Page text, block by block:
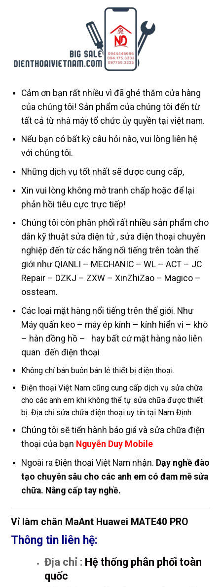
Cảm ơn bạn rất nhiều vì đã ghé thăm cửa hàng
của chúng tôi! Sản phẩm của chúng tôi đến từ
tất cả từ nhà máy tổ chức ủy quyền tại việt nam.
Nếu bạn có bất kỳ câu hỏi nào, vui lòng liên hệ
với chúng tôi.
Những dịch vụ tốt nhất sẽ được cung cấp,
Xin vui lòng không mở tranh chấp hoặc để lại
phản hồi tiêu cực trực tiếp!
Chúng tôi còn phân phối rất nhiều sản phẩm cho
dân kỹ thuật sửa điện tử , sửa điện thoại chuyên
nghiệp đến từ các hãng nổi tiếng trên toàn thế
giới như QIANLI – MECHANIC – WL – ACT – JC
Repair – DZKJ – ZXW – XinZhiZao – Magico –
ossteam.
Các loại mặt hàng nổi tiếng trên thế giới. Như
Máy quấn keo – máy ép kính – kính hiển vi – khò
– hàn đồng hồ – hay bất cứ mặt hàng nào liên
quan đến điện thoại
Không chỉ bán buôn bán lẻ thiết bị điện thoại.
Điện thoại Việt Nam cũng cung cấp dịch vụ sửa chữa
cho các anh em khi không thể tự sửa chữa được thiết
bị. Địa chỉ sửa chữa điện thoại uy tín tại Nam Định.
Chúng tôi sẽ tiến hành báo giá và sửa chữa điện
thoại của bạn Nguyễn Duy Mobile
Ngoài ra Điện thoại Việt Nam nhận. Dạy nghề đào
tạo chuyên sâu cho các anh em có đam mê sửa
chữa. Nâng cấp tay nghề.
Vỉ làm chân MaAnt Huawei MATE40 PRO
Thông tin liên hệ:
Địa chỉ : Hệ thống phân phối toàn
quốc